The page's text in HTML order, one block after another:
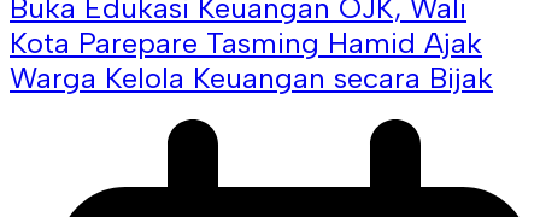
Buka Edukasi Keuangan OJK, Wali
Kota Parepare Tasming Hamid Ajak
Warga Kelola Keuangan secara Bijak